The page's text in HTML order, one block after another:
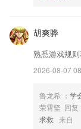
联系我们
以上就是天空体育
胡爽骅
熟悉游戏规
2026-08-07
鲁龙希 ：
荣霄坚 回
求救 来自